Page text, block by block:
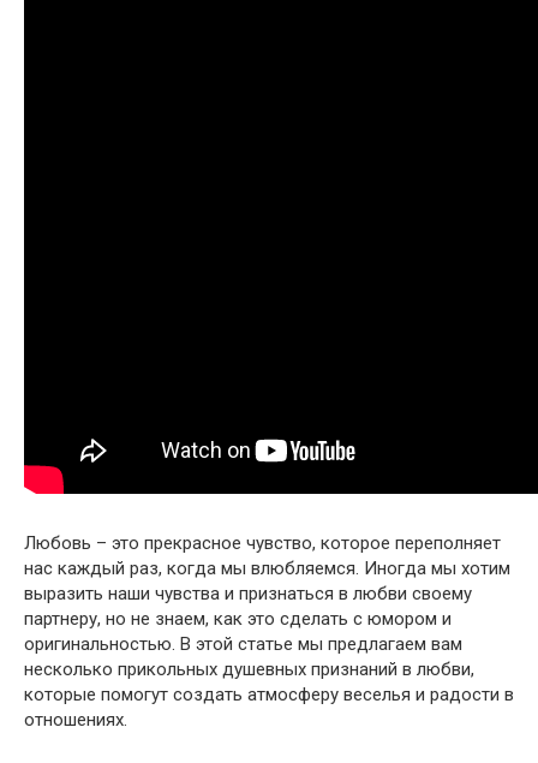
Любовь – это прекрасное чувство, которое переполняет
нас каждый раз, когда мы влюбляемся. Иногда мы хотим
выразить наши чувства и признаться в любви своему
партнеру, но не знаем, как это сделать с юмором и
оригинальностью. В этой статье мы предлагаем вам
несколько прикольных душевных признаний в любви,
которые помогут создать атмосферу веселья и радости в
отношениях.